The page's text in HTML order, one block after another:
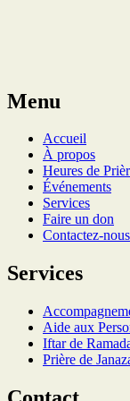
Menu
Accueil
À propos
Heures de
Événements
Services
Faire un don
Contactez-nous
Services
Aide aux
Iftar de
Prière de